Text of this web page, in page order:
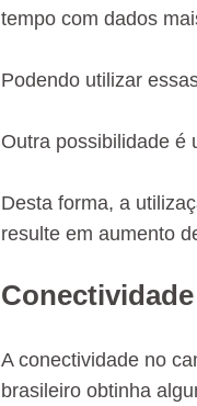
tempo com dados
Podendo utilizar
Outra possibilidade é
Desta forma, a
resulte em aumento
A conectividade no
brasileiro obtinha